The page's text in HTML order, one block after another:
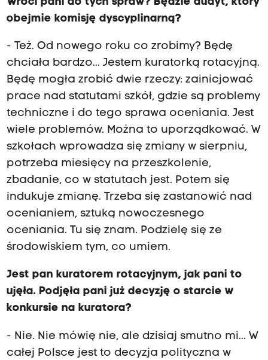
obejmie komisję dyscyplinarną?
- Też. Od nowego roku co zrobimy? Będę
chciała bardzo... Jestem kuratorką rotacyjną.
Będę mogła zrobić dwie rzeczy: zainicjować
prace nad statutami szkół, gdzie są problemy
techniczne i do tego sprawa oceniania. Jest
wiele problemów. Można to uporządkować. W
szkołach wprowadza się zmiany w sierpniu,
potrzeba miesięcy na przeszkolenie,
zbadanie, co w statutach jest. Potem się
indukuje zmianę. Trzeba się zastanowić nad
ocenianiem, sztuką nowoczesnego
oceniania. Tu się znam. Podzielę się ze
środowiskiem tym, co umiem.
Jest pan kuratorem rotacyjnym, jak pani to
ujęła. Podjęła pani już decyzję o starcie w
konkursie na kuratora?
- Nie. Nie mówię nie, ale dzisiaj smutno mi... W
całej Polsce jest to decyzja polityczna w